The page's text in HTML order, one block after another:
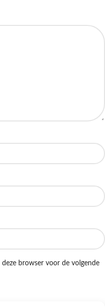
browser voor de volgende